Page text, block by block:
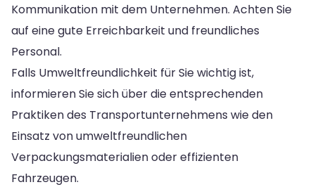
Kommunikation mit dem Unternehmen. Achten Sie
auf eine gute Erreichbarkeit und freundliches
Personal.
Falls Umweltfreundlichkeit für Sie wichtig ist,
informieren Sie sich über die entsprechenden
Praktiken des Transportunternehmens wie den
Einsatz von umweltfreundlichen
Verpackungsmaterialien oder effizienten
Fahrzeugen.